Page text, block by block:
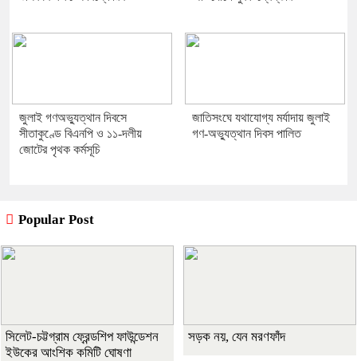
জুলাই গণঅভ্যুত্থান দিবসে
সীতাকুণ্ডে বিএনপি ও ১১-দলীয়
জোটের পৃথক কর্মসূচি
জাতিসংঘে যথাযোগ্য মর্যাদায় জুলাই
গণ-অভ্যুত্থান দিবস পালিত
Popular Post
সিলেট-চট্টগ্রাম ফ্রেন্ডশিপ ফাউন্ডেশন
ইউকের আংশিক কমিটি ঘোষণা
সড়ক নয়, যেন মরণফাঁদ